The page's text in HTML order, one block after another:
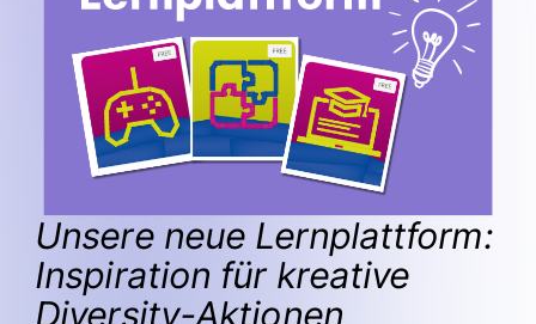
Unsere neue Lernplattform:
Inspiration für kreative
Diversity-Aktionen